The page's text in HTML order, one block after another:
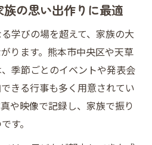
の思い出作りに最適
学びの場を超えて、家族の大
ります。熊本市中央区や天草
季節ごとのイベントや発表会
きる行事も多く用意されてい
や映像で記録し、家族で振り
す。